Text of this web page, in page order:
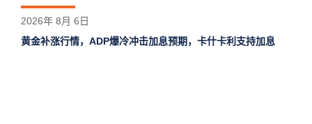
2026年 8月 6日
黄金补涨行情，ADP爆冷冲击加息预期，卡什卡利支持加息